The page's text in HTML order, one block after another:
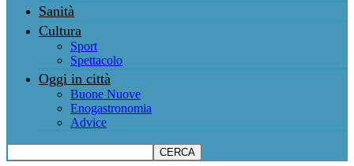
Sanità
Cultura
Sport
Spettacolo
Oggi in città
Buone Nuove
Enogastronomia
Advice